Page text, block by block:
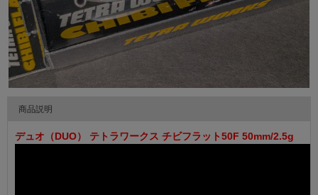
商品説明
デュオ（DUO） テトラワークス チビフラット50F 50mm/2.5g